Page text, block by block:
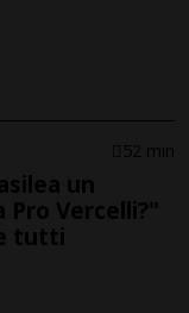
52 min
un
Vercelli?"
tutti